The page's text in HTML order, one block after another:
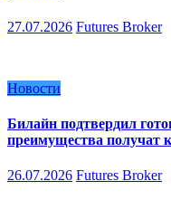
27.07.2026 Futures Broker
Новости
Билайн подтвердил
преимущества получат
26.07.2026 Futures Broker